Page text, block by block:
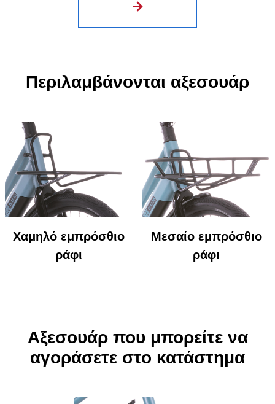
Περιλαμβάνονται αξεσουάρ
Χαμηλό εμπρόσθιο
ράφι
Μεσαίο εμπρόσθιο
ράφι
Αξεσουάρ που μπορείτε να
αγοράσετε στο κατάστημα